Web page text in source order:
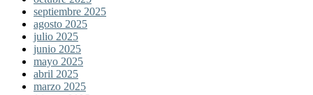
septiembre 2025
agosto 2025
julio 2025
junio 2025
mayo 2025
abril 2025
marzo 2025